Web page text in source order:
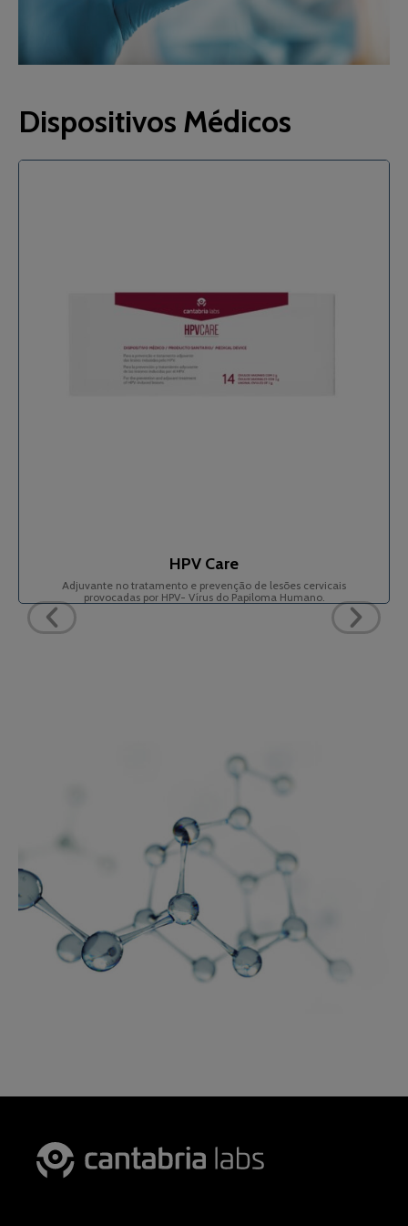
Dispositivos Médicos
HPV Care
Adjuvante no tratamento e prevenção de lesões cervicais
provocadas por HPV- Vírus do Papiloma Humano.